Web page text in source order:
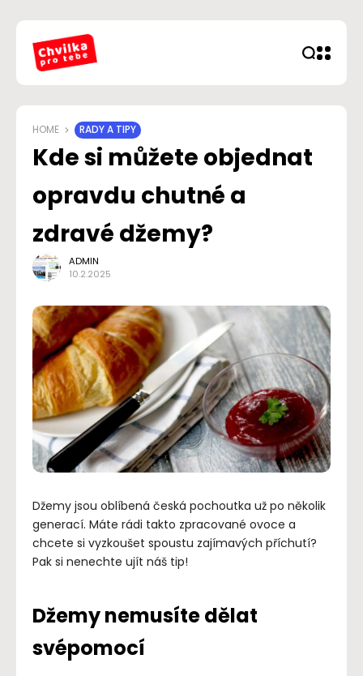
HOME RADY A TIPY
Kde si můžete objednat
opravdu chutné a
zdravé džemy?
ADMIN
10.2.2025
Džemy jsou oblíbená česká pochoutka už po několik
generací. Máte rádi takto zpracované ovoce a
chcete si vyzkoušet spoustu zajímavých příchutí?
Pak si nenechte ujít náš tip!
Džemy nemusíte dělat
svépomocí